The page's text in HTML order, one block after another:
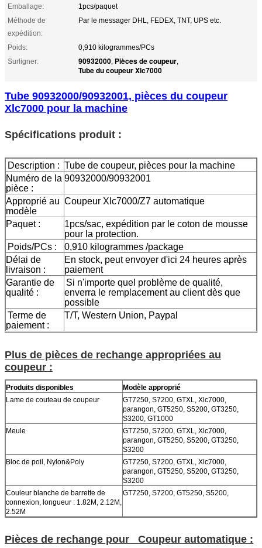
Emballage:
1pcs/paquet
Méthode de
expédition:
Par le messager DHL, FEDEX, TNT, UPS etc.
Poids:
0,910 kilogrammes/PCs
Surligner:
90932000, Pièces de coupeur,
Tube du coupeur Xlc7000
Tube 90932000/90932001, pièces du coupeur
Xlc7000 pour la machine
Spécifications produit :
Description : Tube de coupeur, pièces pour la machine
Numéro de la
pièce :
90932000/90932001
Approprié au
modèle
Coupeur Xlc7000/Z7 automatique
Paquet :
1pcs/sac, expédition par le coton de mousse
pour la protection.
Poids/PCs :
0,910 kilogrammes /package
Délai de
livraison :
En stock, peut envoyer d'ici 24 heures après
paiement
Garantie de
qualité :
Si n'importe quel problème de qualité,
enverra le remplacement au client dès que
possible
Terme de
paiement :
T/T, Western Union, Paypal
Plus de pièces de rechange appropriées au
coupeur :
Produits disponibles
Modèle approprié
Lame de couteau de coupeur
GT7250, S7200, GTXL, Xlc7000,
parangon, GT5250, S5200, GT3250,
S3200, GT1000
Meule
GT7250, S7200, GTXL, Xlc7000,
parangon, GT5250, S5200, GT3250,
S3200
Bloc de poil, Nylon&Poly
GT7250, S7200, GTXL, Xlc7000,
parangon, GT5250, S5200, GT3250,
S3200
Couleur blanche de barrette de
connexion, longueur : 1.82M, 2.12M,
2.52M
GT7250, S7200, GT5250, S5200,
Pièces de rechange pour Coupeur automatique :